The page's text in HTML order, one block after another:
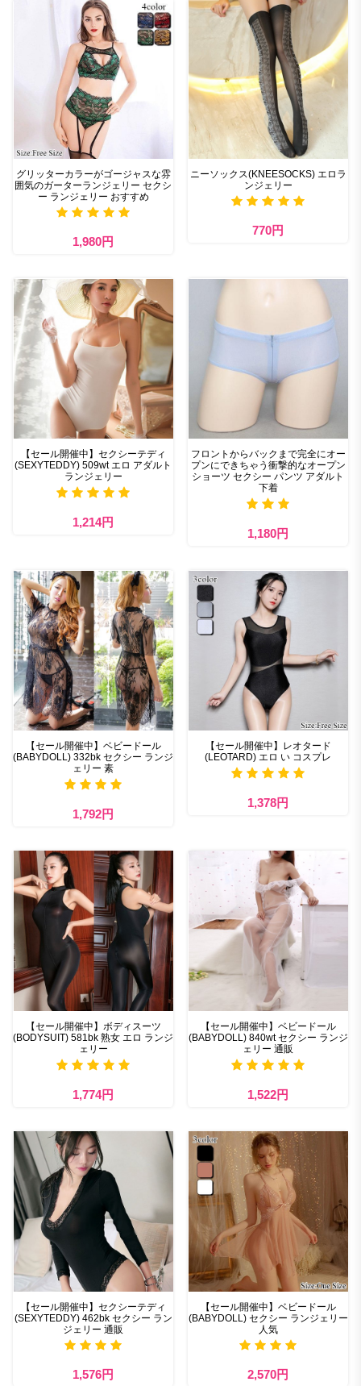
グリッターカラーがゴージャスな雰
囲気のガーターランジェリー セクシ
ー ランジェリー おすすめ
1,980円
ニーソックス(KNEESOCKS) エロラ
ンジェリー
770円
【セール開催中】セクシーテディ
(SEXYTEDDY) 509wt エロ アダルト
ランジェリー
1,214円
フロントからバックまで完全にオー
プンにできちゃう衝撃的なオープン
ショーツ セクシー パンツ アダルト
下着
1,180円
【セール開催中】ベビードール
(BABYDOLL) 332bk セクシー ランジ
ェリー 素
1,792円
【セール開催中】レオタード
(LEOTARD) エロ い コスプレ
1,378円
【セール開催中】ボディスーツ
(BODYSUIT) 581bk 熟女 エロ ランジ
ェリー
1,774円
【セール開催中】ベビードール
(BABYDOLL) 840wt セクシー ランジ
ェリー 通販
1,522円
【セール開催中】セクシーテディ
(SEXYTEDDY) 462bk セクシー ラン
ジェリー 通販
1,576円
【セール開催中】ベビードール
(BABYDOLL) セクシー ランジェリー
人気
2,570円